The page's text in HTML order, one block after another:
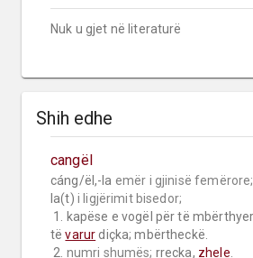
Nuk u gjet në literaturë
Shih edhe
cangël
cáng/ël,-la emër i gjinisë femërore;
la(t) i ligjërimit bisedor;
të varur diçka; mbërtheckë.
2. numri shumës; rrecka, zhele